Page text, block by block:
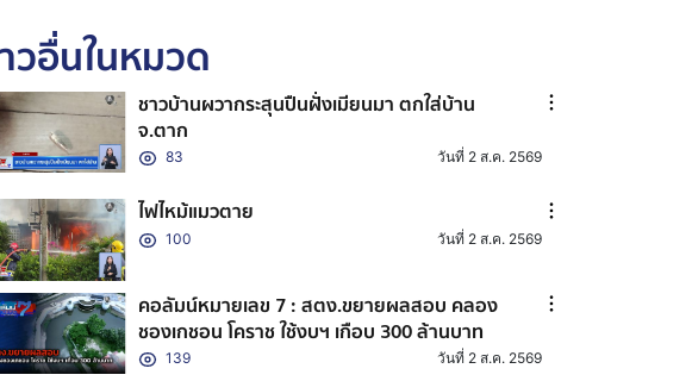
วอื่นในหมวด
ชาวบ้านผวากระสุนปืนฝั่งเมียนมา ตกใส่บ้าน
จ.ตาก
83 วันที่ 2 ส.ค. 2569
ไฟไหม้แมวตาย
100 วันที่ 2 ส.ค. 2569
คอลัมน์หมายเลข 7 : สตง.ขยายผลสอบ คลอง
ชองเกชอน โคราช ใช้งบฯ เกือบ 300 ล้านบาท
139 วันที่ 2 ส.ค. 2569